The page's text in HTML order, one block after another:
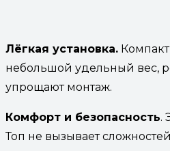
Лёгкая установка.
небольшой удельный вес,
упрощают монтаж.
Комфорт и безопасность.
Топ не вызывает